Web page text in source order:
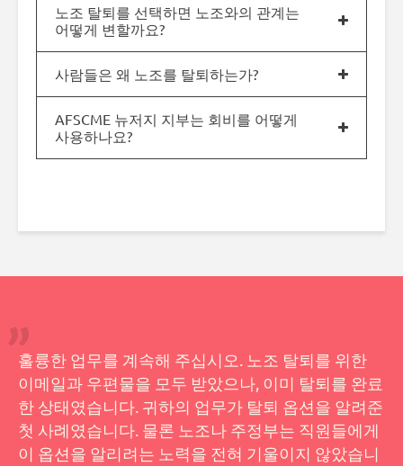
노조 탈퇴를 선택하면 노조와의 관계는
어떻게 변할까요?
사람들은 왜 노조를 탈퇴하는가?
AFSCME 뉴저지 지부는 회비를 어떻게
사용하나요?
훌륭한 업무를 계속해 주십시오. 노조 탈퇴를 위한
이메일과 우편물을 모두 받았으나, 이미 탈퇴를 완료
한 상태였습니다. 귀하의 업무가 탈퇴 옵션을 알려준
첫 사례였습니다. 물론 노조나 주정부는 직원들에게
이 옵션을 알리려는 노력을 전혀 기울이지 않았습니